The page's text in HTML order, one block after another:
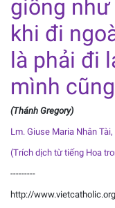
giống
khi đi
là phải đi
mình
(Thánh Gregory)
Lm. Giuse Maria Nhân
(Trích dịch từ tiếng Hoa
---------
http://www.vietcatholic.org